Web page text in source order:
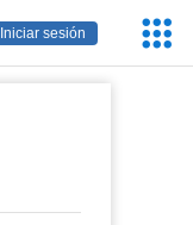
Iniciar sesión